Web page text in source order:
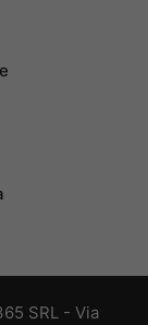
SRL - Via